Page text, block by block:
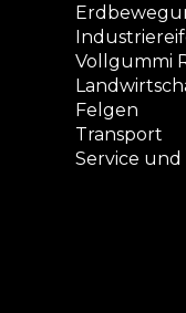
Vollgummi
Felgen
Transport
Service